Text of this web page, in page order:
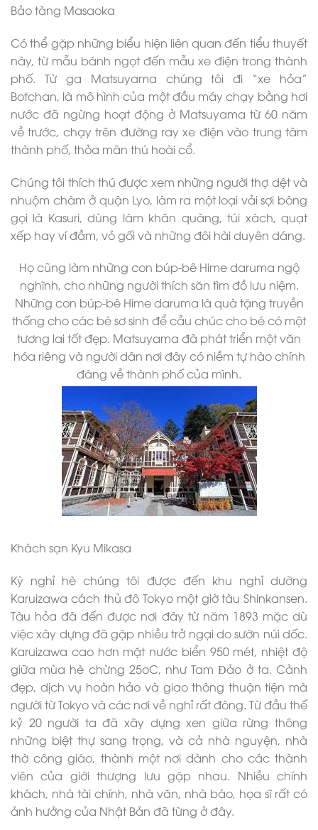
Bảo tàng Masaoka
Có thể gặp những biểu hiện liên quan đến tiểu thuyết
này, từ mẫu bánh ngọt đến mẫu xe điện trong thành
phố. Từ ga Matsuyama chúng tôi đi “xe hỏa”
Botchan, là mô hình của một đầu máy chạy bằng hơi
nước đã ngừng hoạt động ở Matsuyama từ 60 năm
về trước, chạy trên đường ray xe điện vào trung tâm
thành phố, thỏa mãn thú hoài cổ.
Chúng tôi thích thú được xem những người thợ dệt và
nhuộm chàm ở quận Lyo, làm ra một loại vải sợi bông
gọi là Kasuri, dùng làm khăn quàng, túi xách, quạt
xếp hay ví đầm, vỏ gối và những đôi hài duyên dáng.
Họ cũng làm những con búp-bê Hime daruma ngộ
nghĩnh, cho những người thích săn tìm đồ lưu niệm.
Những con búp-bê Hime daruma là quà tặng truyền
thống cho các bé sơ sinh để cầu chúc cho bé có một
tương lai tốt đẹp. Matsuyama đã phát triển một văn
hóa riêng và người dân nơi đây có niềm tự hào chính
đáng về thành phố của mình.
Khách sạn Kyu Mikasa
Kỳ nghỉ hè chúng tôi được đến khu nghỉ dưỡng
Karuizawa cách thủ đô Tokyo một giờ tàu Shinkansen.
Tàu hỏa đã đến được nơi đây từ năm 1893 mặc dù
việc xây dựng đã gặp nhiều trở ngại do sườn núi dốc.
Karuizawa cao hơn mặt nước biển 950 mét, nhiệt độ
giữa mùa hè chừng 25oC, như Tam Ðảo ở ta. Cảnh
đẹp, dịch vụ hoàn hảo và giao thông thuận tiện mà
người từ Tokyo và các nơi về nghỉ rất đông. Từ đầu thế
kỷ 20 người ta đã xây dựng xen giữa rừng thông
những biệt thự sang trọng, và cả nhà nguyện, nhà
thờ công giáo, thành một nơi dành cho các thành
viên của giới thượng lưu gặp nhau. Nhiều chính
khách, nhà tài chính, nhà văn, nhà báo, họa sĩ rất có
ảnh hưởng của Nhật Bản đã từng ở đây.